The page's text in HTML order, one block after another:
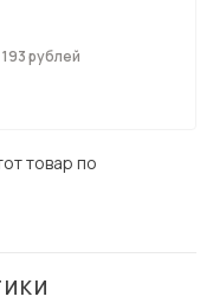
193 рублей
товар по